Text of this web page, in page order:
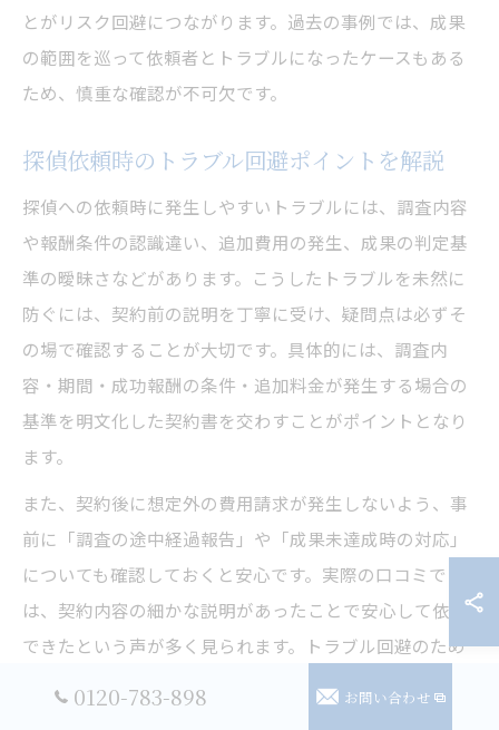
とがリスク回避につながります。過去の事例では、成果
の範囲を巡って依頼者とトラブルになったケースもある
ため、慎重な確認が不可欠です。
探偵依頼時のトラブル回避ポイントを解説
探偵への依頼時に発生しやすいトラブルには、調査内容
や報酬条件の認識違い、追加費用の発生、成果の判定基
準の曖昧さなどがあります。こうしたトラブルを未然に
防ぐには、契約前の説明を丁寧に受け、疑問点は必ずそ
の場で確認することが大切です。具体的には、調査内
容・期間・成功報酬の条件・追加料金が発生する場合の
基準を明文化した契約書を交わすことがポイントとなり
ます。
また、契約後に想定外の費用請求が発生しないよう、事
前に「調査の途中経過報告」や「成果未達成時の対応」
についても確認しておくと安心です。実際の口コミで
は、契約内容の細かな説明があったことで安心して依頼
できたという声が多く見られます。トラブル回避のため
0120-783-898 お問い合わせ